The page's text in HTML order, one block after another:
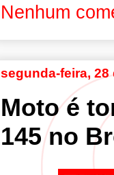
Nenhum
segunda-feira, 28
Moto é
145 no